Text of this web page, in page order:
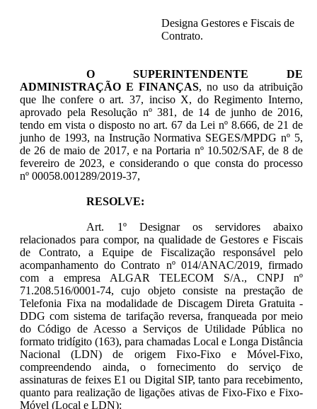
Designa Gestores e Fiscais de
Contrato.
O SUPERINTENDENTE DE
ADMINISTRAÇÃO E FINANÇAS, no uso da atribuição
que lhe confere o art. 37, inciso X, do Regimento Interno,
aprovado pela Resolução nº 381, de 14 de junho de 2016,
tendo em vista o disposto no art. 67 da Lei nº 8.666, de 21 de
junho de 1993, na Instrução Normativa SEGES/MPDG nº 5,
de 26 de maio de 2017, e na Portaria nº 10.502/SAF, de 8 de
fevereiro de 2023, e considerando o que consta do processo
nº 00058.001289/2019-37,
RESOLVE:
Art. 1º Designar os servidores abaixo
relacionados para compor, na qualidade de Gestores e Fiscais
de Contrato, a Equipe de Fiscalização responsável pelo
acompanhamento do Contrato nº 014/ANAC/2019, firmado
com a empresa ALGAR TELECOM S/A., CNPJ nº
71.208.516/0001-74, cujo objeto consiste na prestação de
Telefonia Fixa na modalidade de Discagem Direta Gratuita -
DDG com sistema de tarifação reversa, franqueada por meio
do Código de Acesso a Serviços de Utilidade Pública no
formato tridígito (163), para chamadas Local e Longa Distância
Nacional (LDN) de origem Fixo-Fixo e Móvel-Fixo,
compreendendo ainda, o fornecimento do serviço de
assinaturas de feixes E1 ou Digital SIP, tanto para recebimento,
quanto para realização de ligações ativas de Fixo-Fixo e Fixo-
Móvel (Local e LDN):